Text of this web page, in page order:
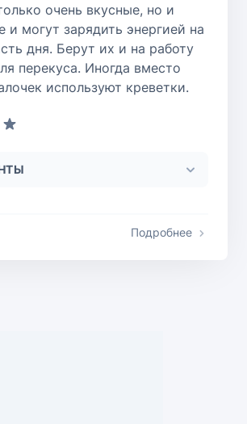
очень вкусные, но и
и могут зарядить энергией на
дня. Берут их и на работу
перекуса. Иногда вместо
используют креветки.
Подробнее